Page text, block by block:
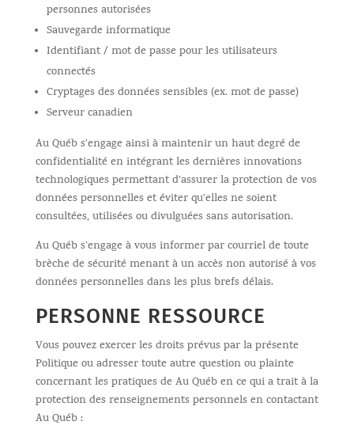
personnes autorisées
Sauvegarde informatique
Identifiant / mot de passe pour les utilisateurs
connectés
Cryptages des données sensibles (ex. mot de passe)
Serveur canadien
Au Québ s’engage ainsi à maintenir un haut degré de
confidentialité en intégrant les dernières innovations
technologiques permettant d’assurer la protection de vos
données personnelles et éviter qu’elles ne soient
consultées, utilisées ou divulguées sans autorisation.
Au Québ s’engage à vous informer par courriel de toute
brèche de sécurité menant à un accès non autorisé à vos
données personnelles dans les plus brefs délais.
PERSONNE RESSOURCE
Vous pouvez exercer les droits prévus par la présente
Politique ou adresser toute autre question ou plainte
concernant les pratiques de Au Québ en ce qui a trait à la
protection des renseignements personnels en contactant
Au Québ :